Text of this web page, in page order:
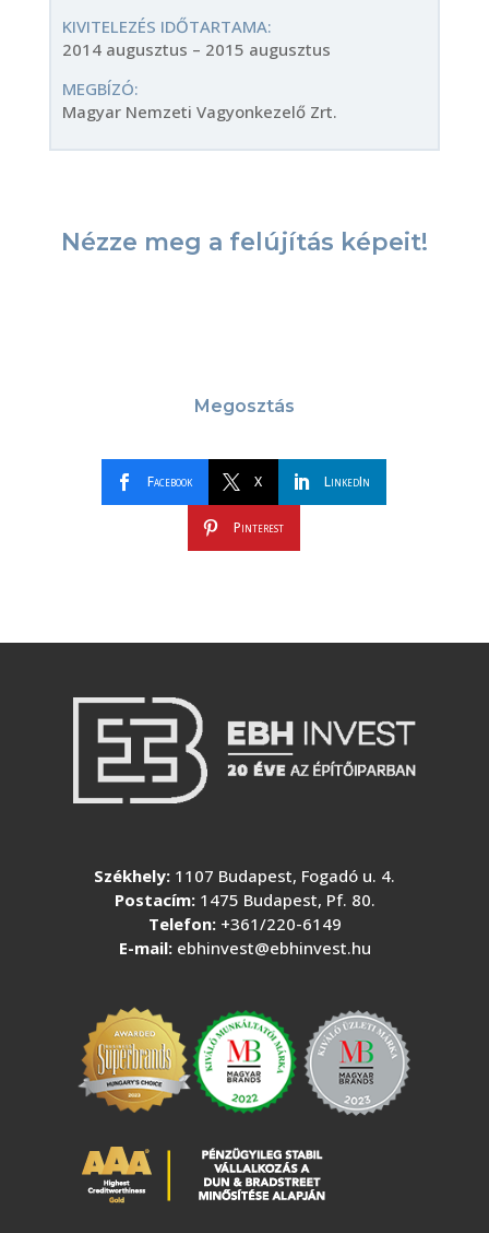
KIVITELEZÉS IDŐTARTAMA:
2014 augusztus – 2015 augusztus
MEGBÍZÓ:
Magyar Nemzeti Vagyonkezelő Zrt.
Nézze meg a felújítás képeit!
Megosztás
Facebook X LinkedIn
Pinterest
Székhely: 1107 Budapest, Fogadó u. 4.
Postacím:1475 Budapest, Pf. 80.
Telefon: +361/220-6149
E-mail: ebhinvest@ebhinvest.hu